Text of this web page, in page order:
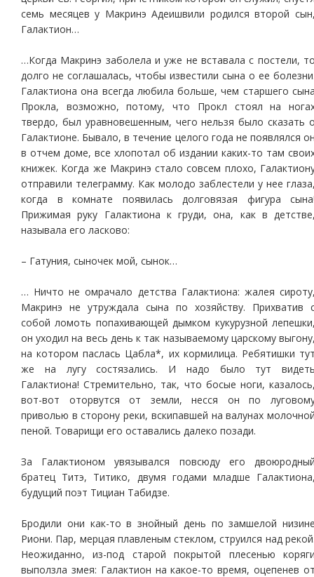
семь месяцев у Макринэ Адеишвили родился второй
Галактион…
…Когда Макринэ заболела и уже не вставала с постели,
долго не соглашалась, чтобы известили сына о ее
Галактиона она всегда любила больше, чем старшего
Прокла, возможно, потому, что Прокл стоял на
твердо, был уравновешенным, чего нельзя было сказать
Галактионе. Бывало, в течение целого года не появлялся
в отчем доме, все хлопотал об издании каких-то там
книжек. Когда же Макринэ стало совсем плохо,
отправили телеграмму. Как молодо заблестели у нее
когда в комнате появилась долговязая фигура
Прижимая руку Галактиона к груди, она, как в
называла его ласково:
– Гатуния, сыночек мой, сынок…
… Ничто не омрачало детства Галактиона: жалея
Макринэ не утруждала сына по хозяйству. Прихватив
собой ломоть попахивающей дымком кукурузной
он уходил на весь день к так называемому царскому
на котором паслась Цабла*, их кормилица. Ребятишки
же на лугу состязались. И надо было тут
Галактиона! Стремительно, так, что босые ноги,
вот-вот оторвутся от земли, несся он по
приволью в сторону реки, вскипавшей на валунах
пеной. Товарищи его оставались далеко позади.
За Галактионом увязывался повсюду его
братец Титэ, Титико, двумя годами младше
будущий поэт Тициан Табидзе.
Бродили они как-то в знойный день по замшелой
Риони. Пар, мерцая плавленым стеклом, струился над
Неожиданно, из-под старой покрытой плесенью
выползла змея: Галактион на какое-то время, оцепенев